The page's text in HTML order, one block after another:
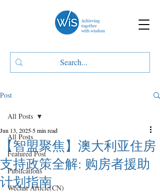
Post
All Posts
Featured Post
Publications
Wechat Article(CN)
All Posts
【智盟聚焦】澳大利亚住房
支持政策全解: 购房者援助
计划指南
Jun 13, 2025 5 min read